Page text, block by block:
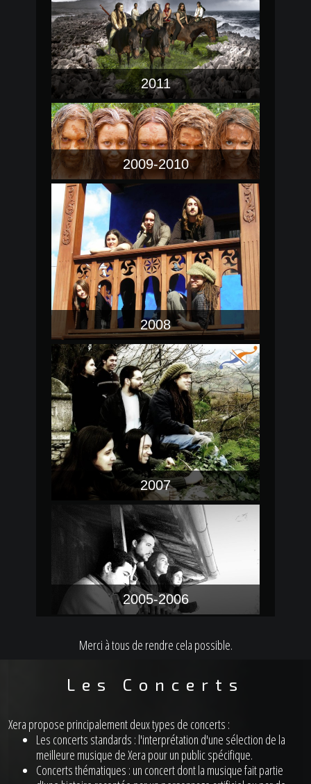
2011
2009-2010
2008
2007
2005-2006
Merci à tous de rendre cela possible.
Les Concerts
Xera propose principalement deux types de concerts :
Les concerts standards : l'interprétation d'une sélection de la
meilleure musique de Xera pour un public spécifique.
Concerts thématiques : un concert dont la musique fait partie